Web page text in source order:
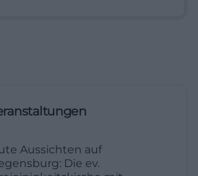
Aussichten auf
Die ev.